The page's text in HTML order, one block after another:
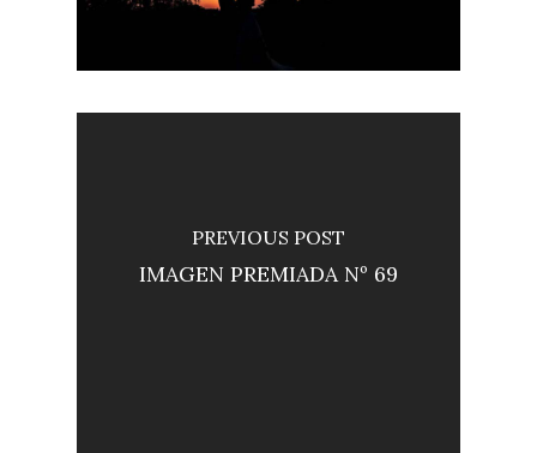
PREVIOUS POST
IMAGEN PREMIADA Nº 69